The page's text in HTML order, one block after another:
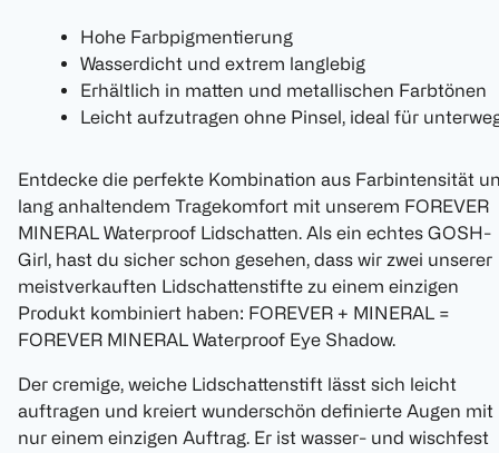
Hohe Farbpigmentierung
Wasserdicht und extrem langlebig
Erhältlich in matten und metallischen Farbtönen
Leicht aufzutragen ohne Pinsel, ideal für
Entdecke die perfekte Kombination aus Farbintensität
lang anhaltendem Tragekomfort mit unserem FOREVER
MINERAL Waterproof Lidschatten. Als ein echtes GOSH-
Girl, hast du sicher schon gesehen, dass wir zwei unserer
meistverkauften Lidschattenstifte zu einem einzigen
Produkt kombiniert haben: FOREVER + MINERAL =
FOREVER MINERAL Waterproof Eye Shadow.
Der cremige, weiche Lidschattenstift lässt sich leicht
auftragen und kreiert wunderschön definierte Augen mit
nur einem einzigen Auftrag. Er ist wasser- und wischfest